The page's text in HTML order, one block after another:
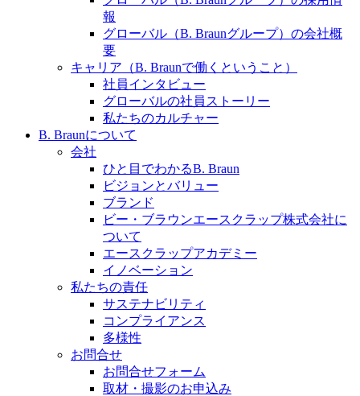
お問合せ先、価格情報、E-Shopのご案内など販売店さ
ま向けの情報スペースです。
お問合せフォームより、ご質問をお送りください。
報
グローバル（B. Braunグループ）の会社概
要
キャリア（B. Braunで働くということ）
社員インタビュー
グローバルの社員ストーリー
私たちのカルチャー
B. Braunについて
会社
ひと目でわかるB. Braun
ビジョンとバリュー
ブランド
ビー・ブラウンエースクラップ株式会社に
ついて
エースクラップアカデミー
イノベーション
私たちの責任
サステナビリティ
コンプライアンス
多様性
お問合せ
お問合せフォーム
取材・撮影のお申込み